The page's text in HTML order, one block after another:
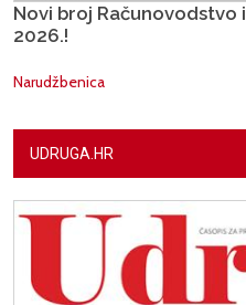
Novi broj Računovodstvo
2026.!
Narudžbenica
UDRUGA.HR